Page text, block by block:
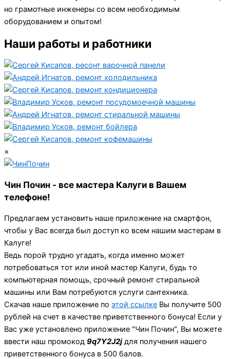
но грамотные инженеры со всем необходимым
оборудованием и опытом!
Наши работы и работники
×
Чин Почин - все мастера Калуги в Вашем
телефоне!
Предлагаем установить наше приложение на смартфон,
чтобы у Вас всегда был доступ ко всем нашим мастерам в
Калуге!
Ведь порой трудно угадать, когда именно может
потребоваться тот или иной мастер Калуги, будь то
компьютерная помощь, срочный ремонт стиральной
машины или Вам потребуются услуги сантехника.
Скачав наше приложение по этой ссылке Вы получите 500
рублей на счет в качестве приветственного бонуса! Если у
Вас уже установлено приложение "Чин Почин", Вы можете
ввести наш промокод 9q7Y2J2j для получения нашего
приветственного бонуса в 500 балов.